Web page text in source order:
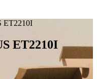
ET2210I
ET2210I